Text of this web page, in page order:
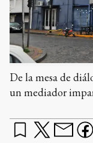
De la mesa de
un mediador